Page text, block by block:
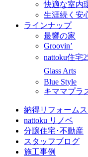
快適な室内
生涯続く安
ラインナップ
最響の家
Groovin’
nattoku住宅
Glass Arts
Blue Style
キママプラ
納得リフォーム
nattoku リノベ
分譲住宅･不動産
スタッフブログ
施工事例